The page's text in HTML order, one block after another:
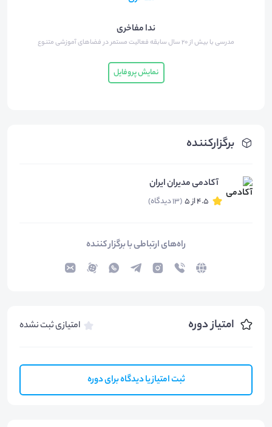
برگزارکننده
آکادمی مدیران ایران
4.5 از 5 (13 دیدگاه)
راه‌های ارتباطی با برگزار کننده
امتیاز دوره امتیازی ثبت نشده
ثبت امتیاز یا دیدگاه برای دوره
ندا مفاخری
مدرسی با بیش از 20 سال سابقه فعالیت مستمر در فضاهای آموزشی متنوع
نمایش پروفایل